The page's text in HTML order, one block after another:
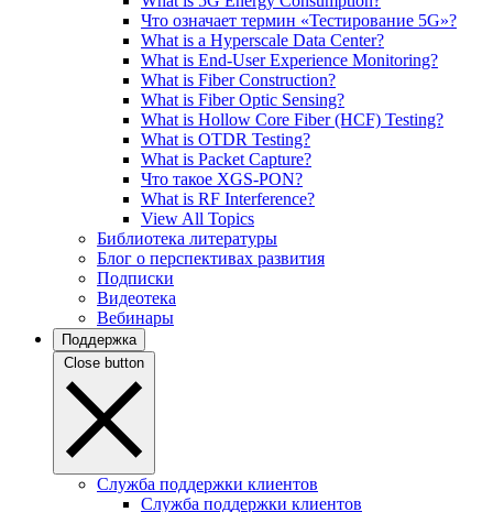
Что означает термин «Тестирование 5G»?
What is a Hyperscale Data Center?
What is End-User Experience Monitoring?
What is Fiber Construction?
What is Fiber Optic Sensing?
What is Hollow Core Fiber (HCF) Testing?
What is OTDR Testing?
What is Packet Capture?
Что такое XGS-PON?
What is RF Interference?
View All Topics
Библиотека литературы
Блог о перспективах развития
Подписки
Видеотека
Вебинары
Поддержка
Close button
Служба поддержки клиентов
Служба поддержки клиентов